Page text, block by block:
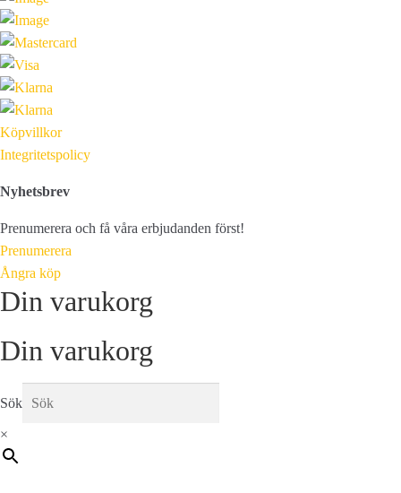
Köpvillkor
Integritetspolicy
Nyhetsbrev
Prenumerera och få våra erbjudanden först!
Prenumerera
Ångra köp
Din varukorg
Din varukorg
Sök
×